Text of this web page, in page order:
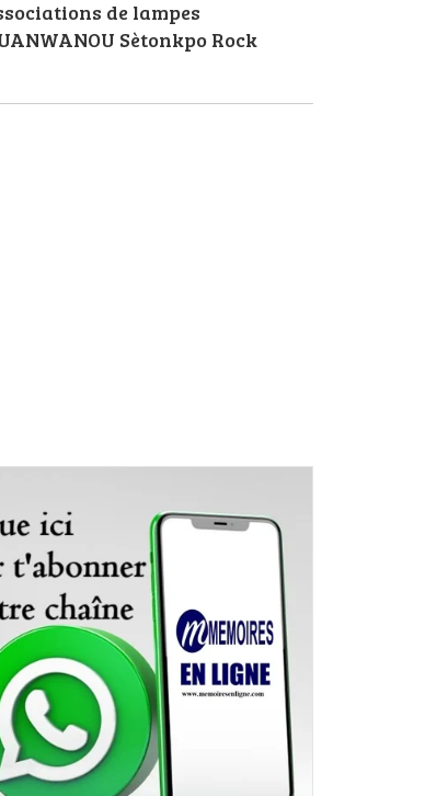
de lampes
Sètonkpo Rock